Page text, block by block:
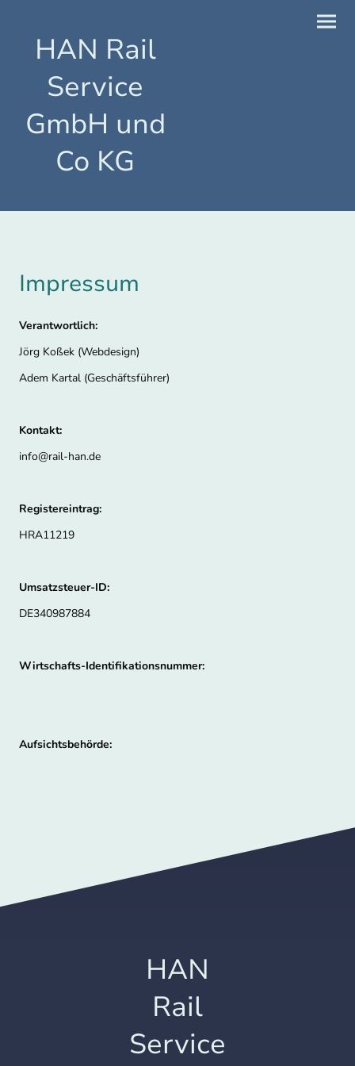
HAN Rail
Service
GmbH und
Co KG
Impressum
Verantwortlich:
Jörg Koßek (Webdesign)
Adem Kartal (Geschäftsführer)
Kontakt:
info@rail-han.de
Registereintrag:
HRA11219
Umsatzsteuer-ID:
DE340987884
Wirtschafts-Identifikationsnummer:
Aufsichtsbehörde:
HAN
Rail
Service